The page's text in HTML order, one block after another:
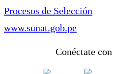
Procesos de Selección
www.sunat.gob.pe
Conéctate